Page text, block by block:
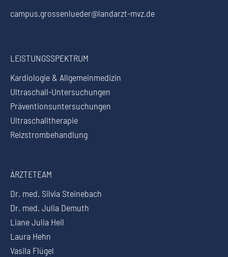
campus.grossenlueder@landarzt-mvz.de
LEISTUNGSSPEKTRUM
Kardiologie & Allgemeinmedizin
Ultraschall-Untersuchungen
Präventionsuntersuchungen
Ultraschalltherapie
Reizstrombehandlung
ÄRZTETEAM
Dr. med. Silvia Steinebach
Dr. med. Julia Demuth
Liane Julia Heil
Laura Hehn
Vasila Flügel